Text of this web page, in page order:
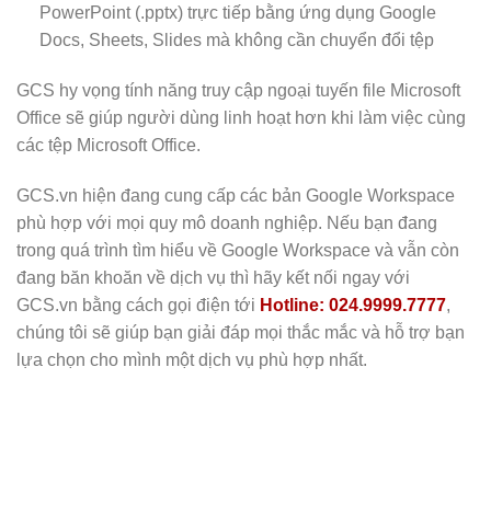
PowerPoint (.pptx) trực tiếp bằng ứng dụng Google
Docs, Sheets, Slides mà không cần chuyển đổi tệp
GCS hy vọng tính năng truy cập ngoại tuyến file Microsoft
Office sẽ giúp người dùng linh hoạt hơn khi làm việc cùng
các tệp Microsoft Office.
GCS.vn hiện đang cung cấp các bản Google Workspace
phù hợp với mọi quy mô doanh nghiệp. Nếu bạn đang
trong quá trình tìm hiểu về Google Workspace và vẫn còn
đang băn khoăn về dịch vụ thì hãy kết nối ngay với
GCS.vn bằng cách gọi điện tới Hotline: 024.9999.7777,
chúng tôi sẽ giúp bạn giải đáp mọi thắc mắc và hỗ trợ bạn
lựa chọn cho mình một dịch vụ phù hợp nhất.